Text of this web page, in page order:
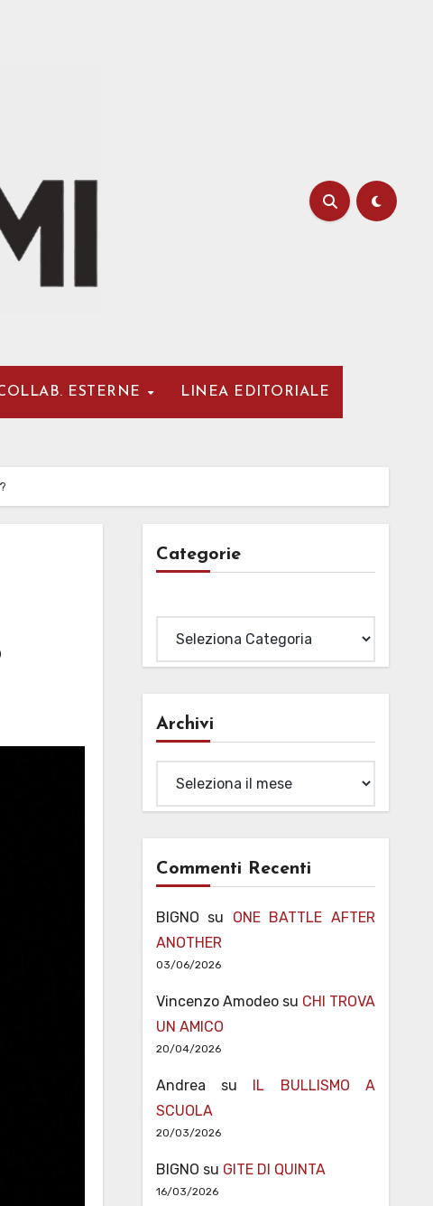
ESTERNE LINEA EDITORIALE
Categorie
Archivi
Commenti Recenti
BIGNO su ONE BATTLE AFTER
ANOTHER
03/06/2026
Vincenzo Amodeosu CHI TROVA
UN AMICO
20/04/2026
Andrea su
IL BULLISMO A
SCUOLA
20/03/2026
BIGNO su GITE DI QUINTA
16/03/2026